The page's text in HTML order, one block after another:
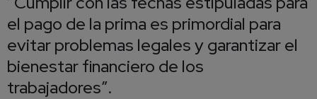
el pago de la prima es primordial para
evitar problemas legales y garantizar el
bienestar financiero de los
trabajadores”.